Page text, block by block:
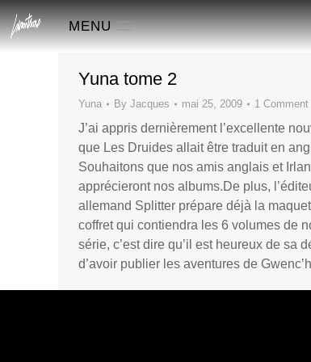
MENU
Yuna tome 2
Yuna By Jacques mai 25, 2009 1 Comment
J’ai appris dernièrement l’excellente
que Les Druides allait être traduit en
Souhaitons que nos amis anglais et
apprécieront nos albums.De plus,
allemand Splitter prépare déjà la
coffret qui contiendra les 6 volumes de
série, c’est dire qu’il est heureux de sa
d’avoir publier les aventures de